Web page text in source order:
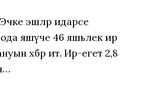
эшләр идарәсе
яшәүче 46 яшьлек ир
хәбәр итә. Ир-егет 2,8